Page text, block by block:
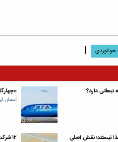
|
دارد؟
آسمان
نیستند؛ نقش اصلی
۱۲ شرکت هواپیمایی جهان قربانی بحران سوخت جت